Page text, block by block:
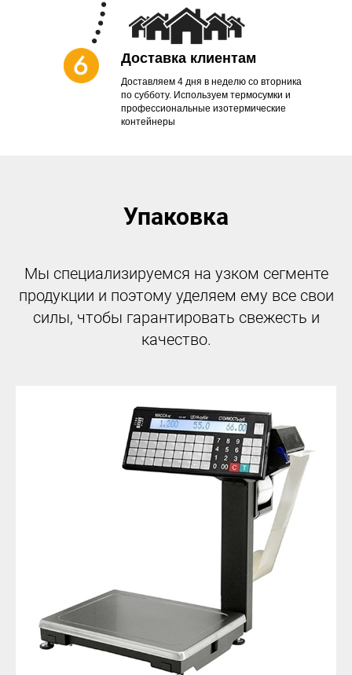
Доставка клиентам
Доставляем 4 дня в неделю со вторника
по субботу. Используем термосумки и
профессиональные изотермические
контейнеры
Упаковка
Мы специализируемся на узком сегменте
продукции и поэтому уделяем ему все свои
силы, чтобы гарантировать свежесть и
качество.